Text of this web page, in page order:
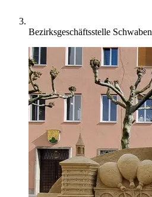
Bezirksgeschäftsstelle Schwaben